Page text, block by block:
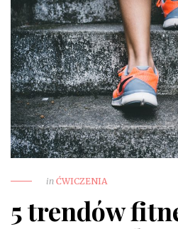
in ĆWICZENIA
5 trendów